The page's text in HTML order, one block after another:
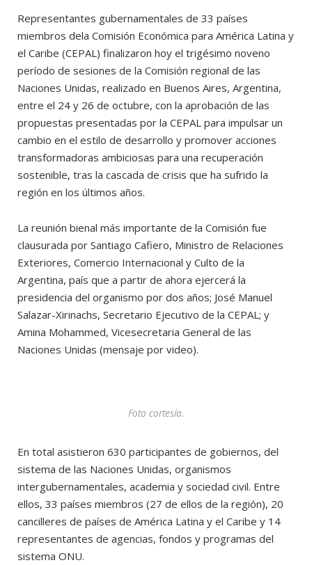
Representantes gubernamentales de 33 países
miembros dela Comisión Económica para América Latina y
el Caribe (CEPAL) finalizaron hoy el trigésimo noveno
período de sesiones de la Comisión regional de las
Naciones Unidas, realizado en Buenos Aires, Argentina,
entre el 24 y 26 de octubre, con la aprobación de las
propuestas presentadas por la CEPAL para impulsar un
cambio en el estilo de desarrollo y promover acciones
transformadoras ambiciosas para una recuperación
sostenible, tras la cascada de crisis que ha sufrido la
región en los últimos años.
La reunión bienal más importante de la Comisión fue
clausurada por Santiago Cafiero, Ministro de Relaciones
Exteriores, Comercio Internacional y Culto de la
Argentina, país que a partir de ahora ejercerá la
presidencia del organismo por dos años; José Manuel
Salazar-Xirinachs, Secretario Ejecutivo de la CEPAL; y
Amina Mohammed, Vicesecretaria General de las
Naciones Unidas (mensaje por video).
Foto cortesía.
En total asistieron 630 participantes de gobiernos, del
sistema de las Naciones Unidas, organismos
intergubernamentales, academia y sociedad civil. Entre
ellos, 33 países miembros (27 de ellos de la región), 20
cancilleres de países de América Latina y el Caribe y 14
representantes de agencias, fondos y programas del
sistema ONU.